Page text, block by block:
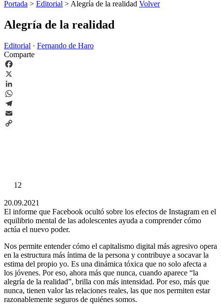
Portada > Editorial > Alegría de la realidad Volver
Alegría de la realidad
Editorial · Fernando de Haro
Comparte
Facebook
X
LinkedIn
WhatsApp
Telegram
Email
12
20.09.2021
El informe que Facebook ocultó sobre los efectos de Instagram en el
equilibrio mental de las adolescentes ayuda a comprender cómo
actúa el nuevo poder.
Nos permite entender cómo el capitalismo digital más agresivo opera
en la estructura más íntima de la persona y contribuye a socavar la
estima del propio yo. Es una dinámica tóxica que no solo afecta a
los jóvenes. Por eso, ahora más que nunca, cuando aparece “la
alegría de la realidad”, brilla con más intensidad. Por eso, más que
nunca, tienen valor las relaciones reales, las que nos permiten estar
razonablemente seguros de quiénes somos.